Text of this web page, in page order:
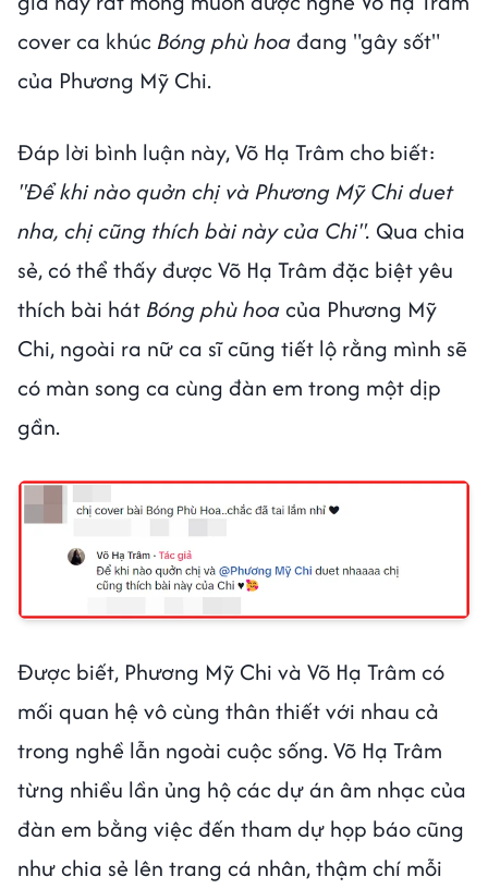
cover ca khúc Bóng phù hoađang "gây sốt"
của Phương Mỹ Chi.
Đáp lời bình luận này, Võ Hạ Trâm cho biết:
"Để khi nào quởn chị và Phương Mỹ Chi duet
nha, chị cũng thích bài này của Chi". Qua chia
sẻ, có thể thấy được Võ Hạ Trâm đặc biệt yêu
thích bài hát Bóng phù hoacủa Phương Mỹ
Chi, ngoài ra nữ ca sĩ cũng tiết lộ rằng mình sẽ
có màn song ca cùng đàn em trong một dịp
gần.
Được biết, Phương Mỹ Chi và Võ Hạ Trâm có
mối quan hệ vô cùng thân thiết với nhau cả
trong nghề lẫn ngoài cuộc sống. Võ Hạ Trâm
từng nhiều lần ủng hộ các dự án âm nhạc của
đàn em bằng việc đến tham dự họp báo cũng
như chia sẻ lên trang cá nhân, thậm chí mỗi